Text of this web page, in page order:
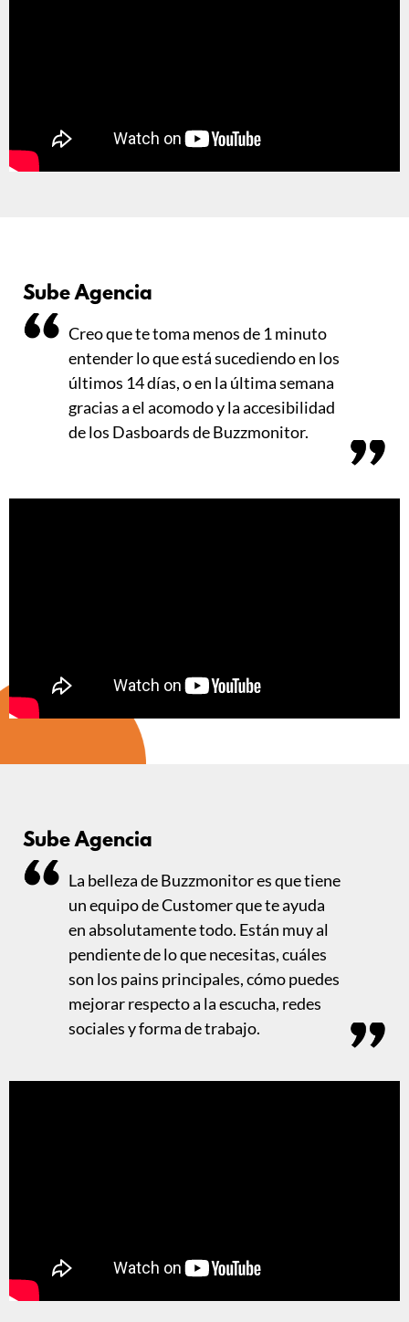
Sube Agencia
Creo que te toma menos de 1 minuto
entender lo que está sucediendo en los
últimos 14 días, o en la última semana
gracias a el acomodo y la accesibilidad
de los Dasboards de Buzzmonitor.
Sube Agencia
La belleza de Buzzmonitor es que tiene
un equipo de Customer que te ayuda
en absolutamente todo. Están muy al
pendiente de lo que necesitas, cuáles
son los pains principales, cómo puedes
mejorar respecto a la escucha, redes
sociales y forma de trabajo.